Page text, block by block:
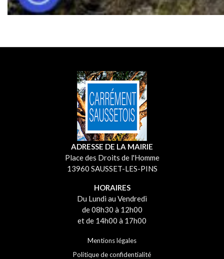
ADRESSE DE LA MAIRIE
Place des Droits de l'Homme
13960 SAUSSET-LES-PINS
HORAIRES
Du Lundi au Vendredi
de 08h30 à 12h00
et de 14h00 à 17h00
Mentions légales
Politique de confidentialité